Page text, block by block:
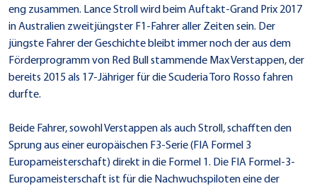
eng zusammen. Lance Stroll wird beim Auftakt-Grand Prix 2017
in Australien zweitjüngster F1-Fahrer aller Zeiten sein. Der
jüngste Fahrer der Geschichte bleibt immer noch der aus dem
Förderprogramm von Red Bull stammende Max Verstappen, der
bereits 2015 als 17-Jähriger für die Scuderia Toro Rosso fahren
durfte.
Beide Fahrer, sowohl Verstappen als auch Stroll, schafften den
Sprung aus einer europäischen F3-Serie (FIA Formel 3
Europameisterschaft) direkt in die Formel 1. Die FIA Formel-3-
Europameisterschaft ist für die Nachwuchspiloten eine der